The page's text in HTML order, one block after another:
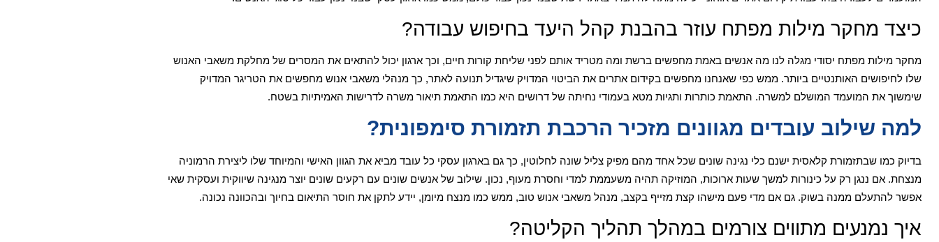
כיצד מחקר מילות מפתח עוזר בהבנת קהל היעד בחיפוש עבודה?
מחקר מילות מפתח יסודי מגלה לנו מה אנשים באמת מחפשים ברשת ומה מטריד אותם לפני שליחת קורות חיים, וכך ארגון יכול להתאים את המסרים של מחלקת משאבי האנוש
שלו לחיפושים האותנטיים ביותר. ממש כפי שאנחנו מחפשים בקידום אתרים את הביטוי המדויק שיגדיל תנועה לאתר, כך מנהלי משאבי אנוש מחפשים את הטריגר המדויק
שימשוך את המועמד המושלם למשרה. התאמת כותרות ותגיות מטא בעמודי נחיתה של דרושים היא כמו התאמת תיאור משרה לדרישות האמיתיות בשטח.
למה שילוב עובדים מגוונים מזכיר הרכבת תזמורת סימפונית?
בדיוק כמו שבתזמורת קלאסית ישנם כלי נגינה שונים שכל אחד מהם מפיק צליל שונה לחלוטין, כך גם בארגון עסקי כל עובד מביא את הגוון האישי והמיוחד שלו ליצירת הרמוניה
מנצחת. אם ננגן רק על כינורות למשך שעות ארוכות, המוזיקה תהיה משעממת למדי וחסרת מעוף, נכון. שילוב של אנשים שונים עם רקעים שונים יוצר מנגינה שיווקית ועסקית שאי
אפשר להתעלם ממנה בשוק. גם אם מדי פעם מישהו קצת מזייף בקצב, מנהל משאבי אנוש טוב, ממש כמו מנצח מיומן, יידע לתקן את חוסר התיאום בחיוך ובהכוונה נכונה.
איך נמנעים מתווים צורמים במהלך תהליך הקליטה?